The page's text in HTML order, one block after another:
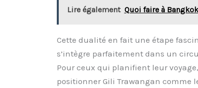
Lire également Quoi faire à
Cette dualité en fait une étape
s’intègre parfaitement dans un
Pour ceux qui planifient leur
positionner Gili Trawangan comme